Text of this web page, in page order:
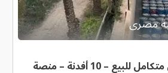
مزرعة ومصنع تخليل متكامل للبيع – 10 أفدنة – منصة